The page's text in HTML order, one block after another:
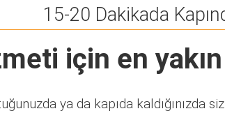
15-20 Dakikada
için en
ya da kapıda kaldığınızda